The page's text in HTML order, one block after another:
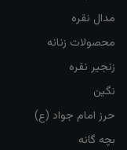
مدال نقره
محصولات زنانه
زنجیر نقره
نگین
حرز امام جواد (ع)
بچه گانه